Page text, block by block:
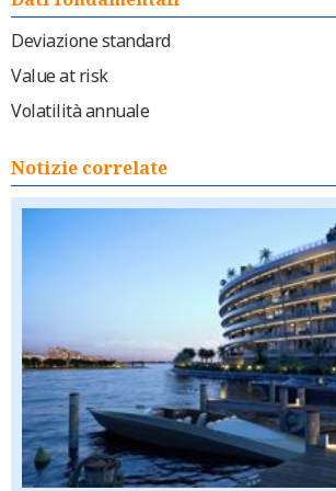
Deviazione standard
Value at risk
Volatilità annuale
Notizie correlate